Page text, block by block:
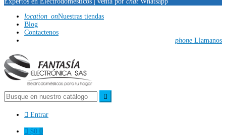
location_onNuestras tiendas
Blog
Contactenos
phone Llamanos

 Entrar
 $0 0